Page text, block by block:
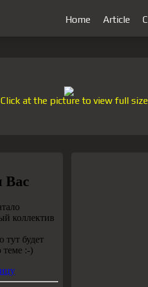
Home Article
Click at the picture to view full size